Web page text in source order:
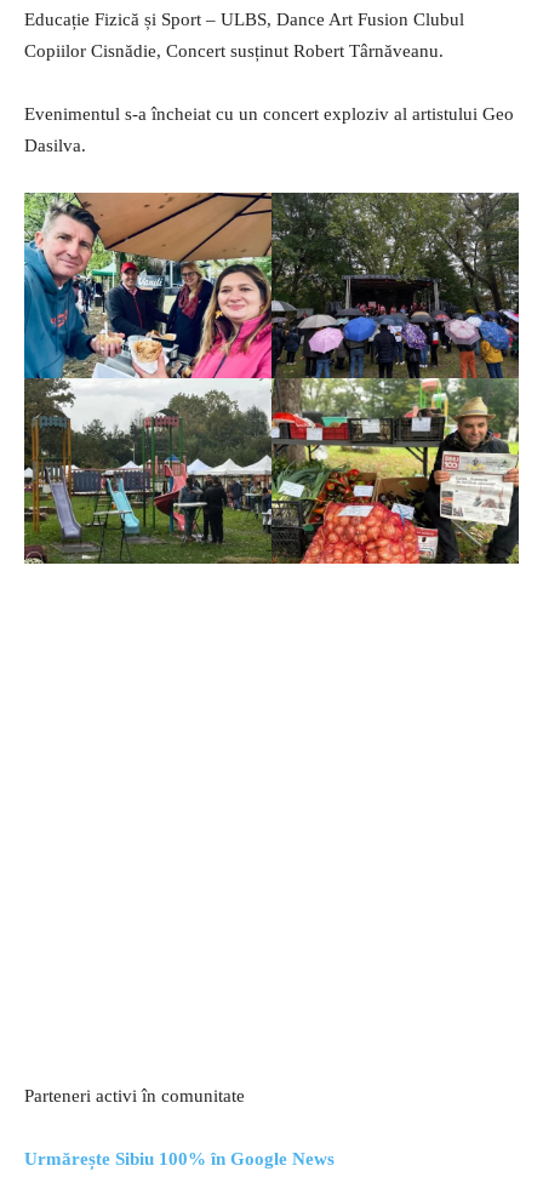
Educație Fizică și Sport – ULBS, Dance Art Fusion Clubul
Copiilor Cisnădie, Concert susținut Robert Târnăveanu.
Evenimentul s-a încheiat cu un concert exploziv al artistului Geo
Dasilva.
Parteneri activi în comunitate
Urmărește Sibiu 100% în Google News